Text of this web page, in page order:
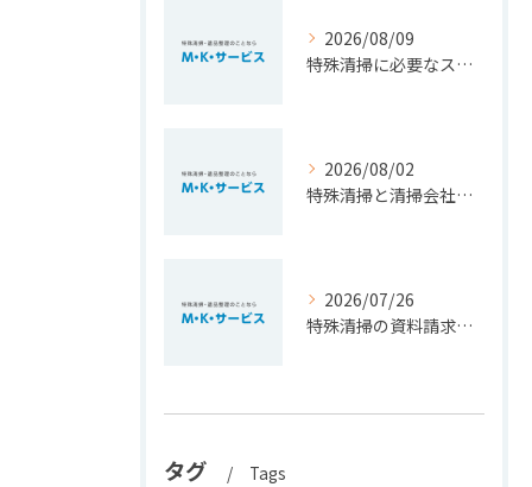
2026/08/09
特殊清掃に必要なスキルと適性を実体験から徹底解説
2026/08/02
特殊清掃と清掃会社選びを福岡県北九州市小倉南区で安心して進めるための大切なポイント
2026/07/26
特殊清掃の資料請求で費用相場や依頼基準を正しく知るための徹底ガイド
タグ Tags